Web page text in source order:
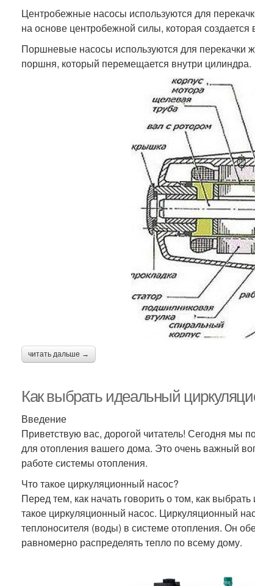
Центробежные насосы используются для
на основе центробежной силы, которая
Поршневые насосы используются для перекачки
поршня, который перемещается внутри цилиндра.
читать дальше →
Как выбрать идеальный
Введение
Приветствую вас, дорогой читатель! Сегодня мы
для отопления вашего дома. Это очень важный
работе системы отопления.
Что такое циркуляционный насос?
Перед тем, как начать говорить о том, как
такое циркуляционный насос. Циркуляционный
теплоносителя (воды) в системе отопления. Он
равномерно распределять тепло по всему дому.